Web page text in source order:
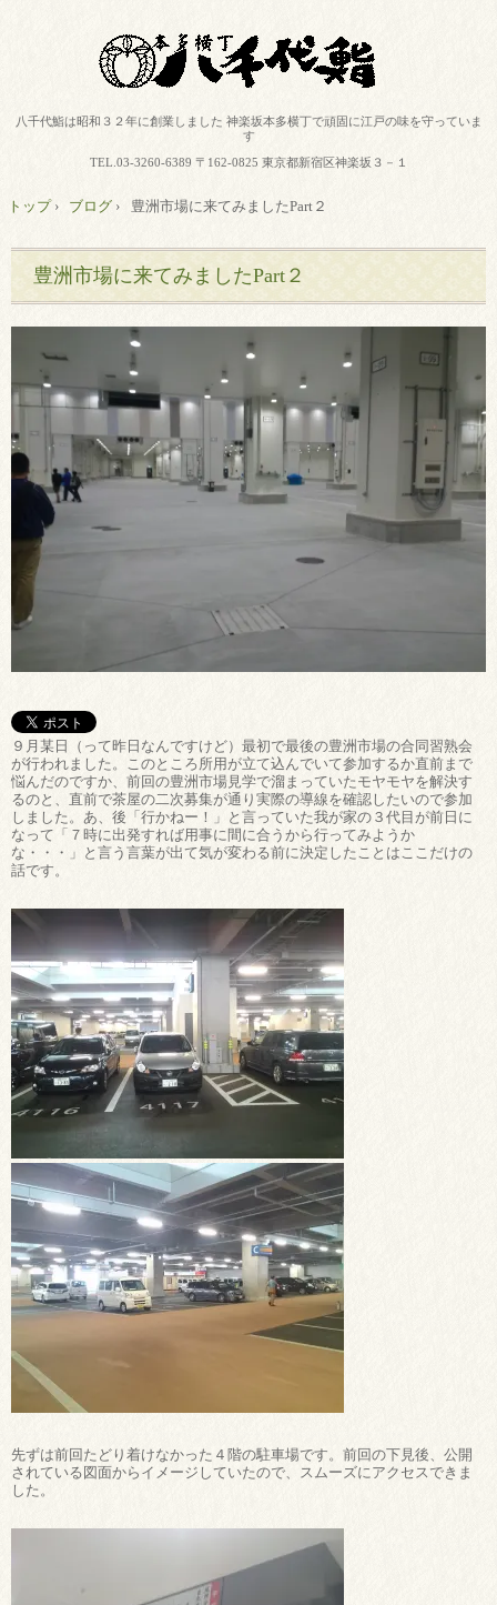
八千代鮨は昭和３２年に創業しました 神楽坂本多横丁で頑固に江戸の味を守っていま
す
TEL. 03-3260-6389 〒162-0825 東京都新宿区神楽坂３－１
トップ› ブログ › 豊洲市場に来てみましたPart２
豊洲市場に来てみましたPart２
９月某日（って昨日なんですけど）最初で最後の豊洲市場の合同習熟会
が行われました。このところ所用が立て込んでいて参加するか直前まで
悩んだのですか、前回の豊洲市場見学で溜まっていたモヤモヤを解決す
るのと、直前で茶屋の二次募集が通り実際の導線を確認したいので参加
しました。あ、後「行かねー！」と言っていた我が家の３代目が前日に
なって「７時に出発すれば用事に間に合うから行ってみようか
な・・・」と言う言葉が出て気が変わる前に決定したことはここだけの
話です。
先ずは前回たどり着けなかった４階の駐車場です。前回の下見後、公開
されている図面からイメージしていたので、スムーズにアクセスできま
した。